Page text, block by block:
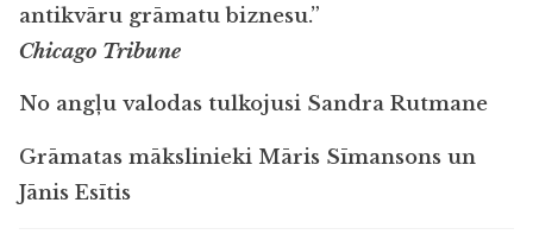
antikvāru grāmatu biznesu.”
Chicago Tribune
No angļu valodas tulkojusi Sandra Rutmane
Grāmatas mākslinieki Māris Sīmansons un
Jānis Esītis